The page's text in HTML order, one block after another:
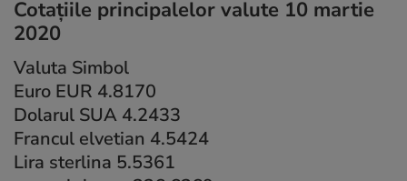
Cotațiile principalelor valute 10 martie
2020
Valuta Simbol
Euro EUR 4.8170
Dolarul SUA 4.2433
Francul elvetian 4.5424
Lira sterlina 5.5361